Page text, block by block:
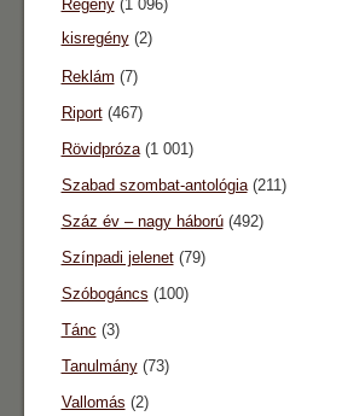
Regény(1 096)
kisregény(2)
Reklám (7)
Riport(467)
Rövidpróza(1 001)
Szabad szombat-antológia(211)
Száz év – nagy háború(492)
Színpadi jelenet(79)
Szóbogáncs (100)
Tánc (3)
Tanulmány(73)
Vallomás (2)